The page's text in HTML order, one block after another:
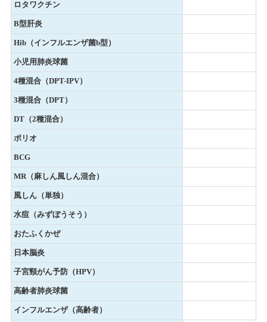
ロタワクチン
B型肝炎
Hib（インフルエンザ菌b型）
小児用肺炎球菌
4種混合（DPT-IPV）
3種混合（DPT）
DT（2種混合）
ポリオ
BCG
MR（麻しん風しん混合）
風しん（単独）
水痘（みずぼうそう）
おたふくかぜ
日本脳炎
子宮頸がん予防（HPV）
高齢者肺炎球菌
インフルエンザ（高齢者）